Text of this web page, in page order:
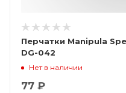
Перчатки Manipula
DG-042
Нет в наличии
77 ₽